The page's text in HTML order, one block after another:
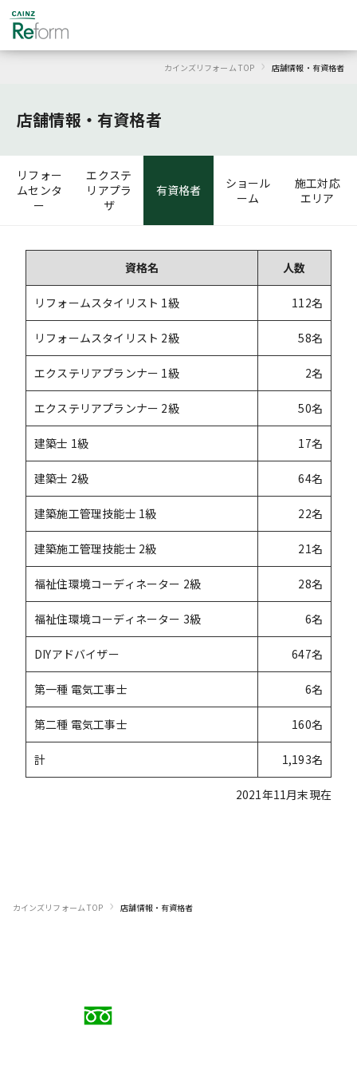
カインズリフォーム TOP › 店舗情報・ 有資格者
店舗情報・ 有資格者
リフォー
ムセンタ
ー
エクステ
リアプラ
ザ
有資格者
ショール
ーム
施工対応
エリア
資格名 人数
リフォームスタイリスト 1級 112名
リフォームスタイリスト 2級 58名
エクステリアプランナー 1級 2名
エクステリアプランナー 2級 50名
建築士 1級 17名
建築士 2級 64名
建築施工管理技能士 1級 22名
建築施工管理技能士 2級 21名
福祉住環境コーディネーター 2級 28名
福祉住環境コーディネーター 3級 6名
DIYアドバイザー 647名
第一種 電気工事士 6名
第二種 電気工事士 160名
計 1,193名
2021年11月末現在
カインズリフォーム TOP › 店舗情報・ 有資格者